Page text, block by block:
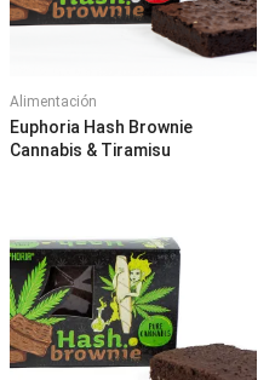
Alimentación
Euphoria Hash Brownie
Cannabis & Tiramisu